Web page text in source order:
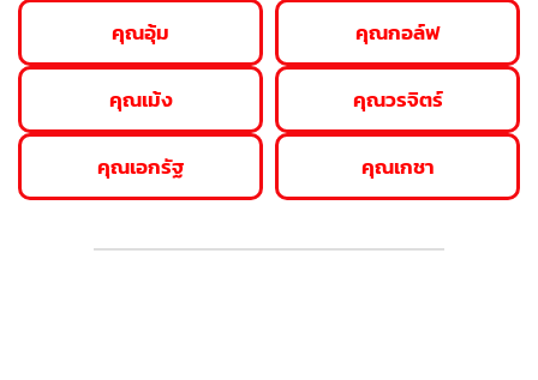
คุณอุ้ม
คุณเม้ง
คุณเอกรัฐ
คุณกอล์ฟ
คุณวรจิตร์
คุณเกชา